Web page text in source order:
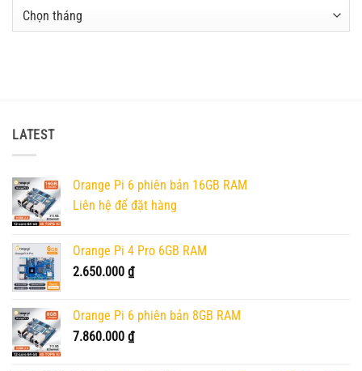
Các
LATEST
Orange Pi 6 phiên bản 16GB RAM
Liên hệ để đặt hàng
Orange Pi 4 Pro 6GB RAM
2.650.000 ₫
Orange Pi 6 phiên bản 8GB RAM
7.860.000 ₫